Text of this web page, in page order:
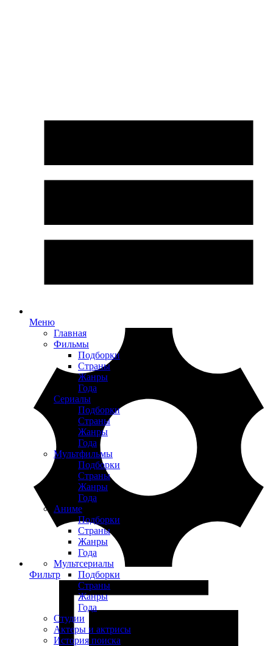
Меню
Главная
Фильмы
Подборки
Страны
Жанры
Года
Сериалы
Подборки
Страны
Жанры
Года
Мультфильмы
Подборки
Страны
Жанры
Года
Аниме
Подборки
Страны
Жанры
Года
Мультсериалы
Подборки
Страны
Жанры
Года
Студии
Актеры и актрисы
История поиска
Фильтр